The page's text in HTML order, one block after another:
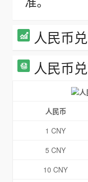
人民币
人民币
人民币
1 CNY
5 CNY
10 CNY